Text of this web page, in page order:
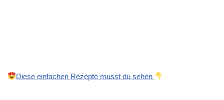
Diese einfachen Rezepte musst du sehen